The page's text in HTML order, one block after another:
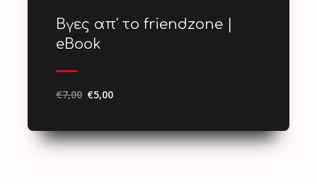
Βγες απ' το friendzone |
eBook
€7,00 €5,00